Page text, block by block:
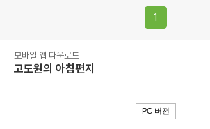
1
모바일 앱 다운로드
고도원의 아침편지
PC 버전